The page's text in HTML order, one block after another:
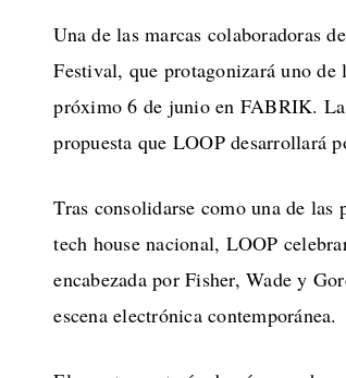
Una de las marcas colaboradoras
Festival, que protagonizará uno de
próximo 6 de junio en FABRIK.
propuesta que LOOP desarrollará
Tras consolidarse como una de
tech house nacional, LOOP
encabezada por Fisher, Wade y
escena electrónica contemporánea.